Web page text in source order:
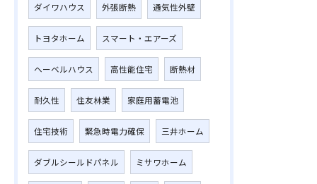
ダイワハウス 外張断熱 通気性外壁
トヨタホーム スマート・エアーズ
ヘーベルハウス 高性能住宅 断熱材
耐久性 住友林業 家庭用蓄電池
住宅技術 緊急時電力確保 三井ホーム
ダブルシールドパネル ミサワホーム